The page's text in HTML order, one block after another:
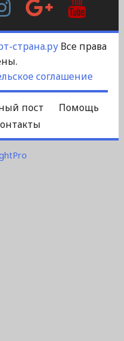
Plus
страна.руВсе права
соглашение
пост
Помощь